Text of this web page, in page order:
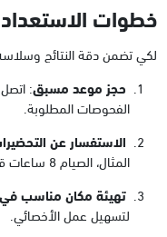
خطوات الاستعداد
لكي تضمن دقة النتائج وسلاسة
حجز موعد مسبق:
الفحوصات المطلوبة.
الاستفسار عن
المثال، الصيام 8 ساعات قبل تحليل السكر.
تهيئة مكان مناسب في
لتسهيل عمل الأخصائي.